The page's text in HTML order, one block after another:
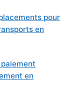
pour
en
en